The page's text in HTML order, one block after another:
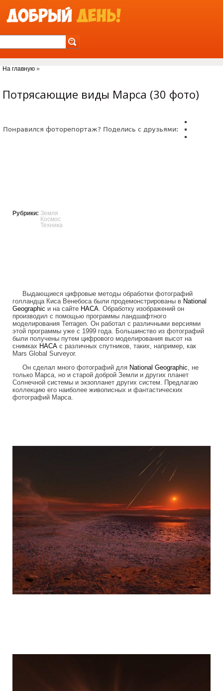
На главную »
Потрясающие виды Марса (30 фото)
Понравился фоторепортаж? Поделись с друзьями:
Рубрики: Земля
Космос
Техника
Выдающиеся цифровые методы обработки фотографий
голландца Киса Венебоса были продемонстрированы в National
Geographic и на сайте НАСА . Обработку изображений он
производил с помощью программы ландшафтного
моделирования Terragen. Он работал с различными версиями
этой программы уже с 1999 года. Большинство из фотографий
были получены путем цифрового моделирования высот на
снимках НАСА с различных спутников, таких, например, как
Mars Global Surveyor.
Он сделал много фотографий для National Geographic , не
только Марса, но и старой доброй Земли и других планет
Солнечной системы и экзопланет других систем. Предлагаю
коллекцию его наиболее живописных и фантастических
фотографий Марса.